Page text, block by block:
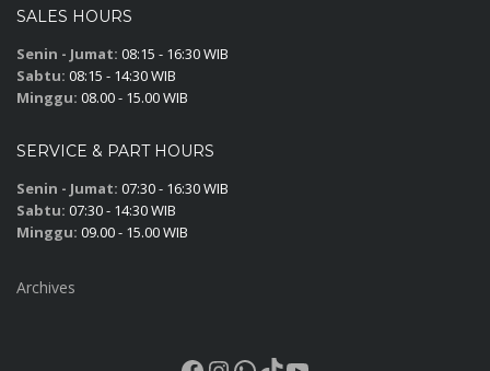
SALES HOURS
Senin - Jumat: 08:15 - 16:30 WIB
Sabtu: 08:15 - 14:30 WIB
Minggu: 08.00 - 15.00 WIB
SERVICE & PART HOURS
Senin - Jumat: 07:30 - 16:30 WIB
Sabtu: 07:30 - 14:30 WIB
Minggu: 09.00 - 15.00 WIB
Archives